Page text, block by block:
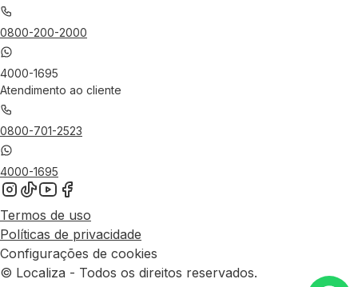
0800-200-2000
4000-1695
Atendimento ao cliente
0800-701-2523
4000-1695
Termos de uso
Políticas de privacidade
Configurações de cookies
© Localiza - Todos os direitos reservados.